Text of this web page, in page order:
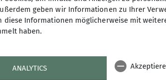
Bremen
buchen
geben wir Informationen zu Ihrer
diese Informationen möglicherweise mit
haben.
ANALYTICS